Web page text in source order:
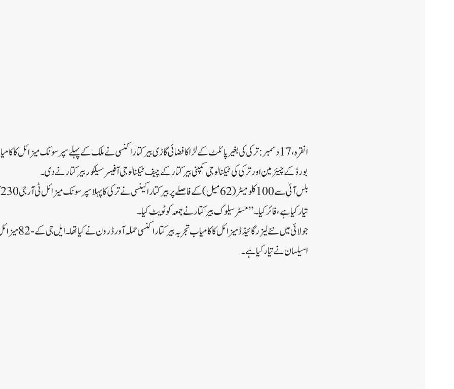
انقرہ، 17 دسمبر : ترکی کی بغیر پائلٹ کے لڑاکا فضائی گاڑی بیرکتار اکنسی نے ملک کے پہلے سپرسونک میزائل کا
بورڈ کے چیئرمین اور ترکی کی ٹیکنالوجی کمپنی بیرکتار کے چیف ٹیکنالوجی آفیسر سیلکور بیرکتار نے دی۔
تیار کیا ہے، فائر کیا۔” مسٹر سیلوک بیرکتار نے جمعہ کو ٹویٹ کیا۔
جولائی میں نئے لیزر
اسیلسان نے تیار کیا ہے۔